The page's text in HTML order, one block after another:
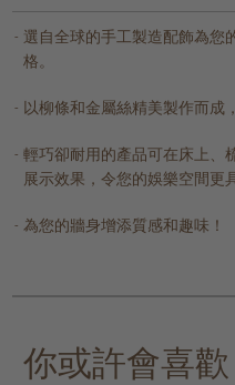
選自全球的手工製造配飾為您
格。
以柳條和金屬絲精美製作而成
輕巧卻耐用的產品可在床上、
展示效果，令您的娛樂空間更
為您的牆身增添質感和趣味！
你或許會喜歡